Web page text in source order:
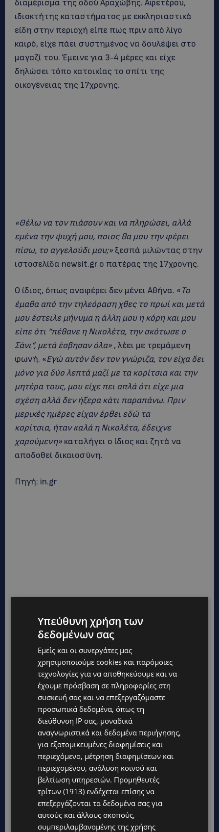
διαμέρισμα της οδού Αραχώβης. Αφετέρου,
ιδιοκτήτης καταστήματος με εκκλησιαστικά
είδη στην περιοχή είπε πως πριν από λίγο
καιρό, είχε πάει συστημένος να δουλέψει στο
μαγαζί του. Έμεινε για 3-4 μέρες και είχε
δηλώσει τόπο κατοικίας το σπίτι της
οικογένειας της 17χρονης.
«Θέλω να τον πιάσουν και να πληρώσει, αλλά
εμένα την ψυχή μου, ποιος θα μου την φέρει
πίσω, το αγγελούδι μου;» ξεσπά μιλώντας στην
ιστοσελίδα newsit.gr ο πατέρας της 17χρονης.
Ο ίδιος, όπως αναφέρει δεν μένει Αθήνα. «Το
έμαθα από την τηλεόραση χθες το πρωί και μετά
μου έστειλε μήνυμα η άλλη μου η κόρη και μου
είπε ότι “πέθανε η Νικολέτα, την σκότωσε ο
Σάνι“, μετά έσβησαν όλα» , λέει με τρεμάμενη
φωνή. «Εγώ αυτόν δεν τον γνώριζα, τον είχα δει
μόνο για δύο λεπτά μαζί με τα κορίτσια και την
μητέρα τους, μου είχε πει απλά ότι είχε μια
σχέση αλλά δεν ήξερα κάτι παραπάνω. Πριν
μερικές ημέρες είχαν έρθει εδώ τα
κορίτσια, ήταν καλά η Νικολέτα, έδειχνε
χαρούμενη» καταλήγει ο ίδιος και ζητά να
αποδοθεί δικαιοσύνη.
Πηγή: in.gr
Υπεύθυνη χρήση των
δεδομένων σας
Εμείς και οι συνεργάτες μας
χρησιμοποιούμε cookies και παρόμοιες
τεχνολογίες για να αποθηκεύουμε και να
έχουμε πρόσβαση σε πληροφορίες στη
συσκευή σας και να επεξεργαζόμαστε
προσωπικά δεδομένα, όπως τη
διεύθυνση IP σας, μοναδικά
αναγνωριστικά και δεδομένα περιήγησης,
για εξατομικευμένες διαφημίσεις και
περιεχόμενο, μέτρηση διαφημίσεων και
περιεχομένου, ανάλυση κοινού και
βελτίωση υπηρεσιών. Προμηθευτές
τρίτων (1913) ενδέχεται επίσης να
επεξεργάζονται τα δεδομένα σας για
αυτούς και άλλους σκοπούς,
συμπεριλαμβανομένης της χρήσης